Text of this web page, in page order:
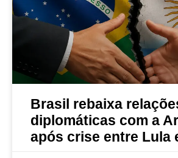
Brasil rebaixa
diplomáticas com a
após crise entre Lula